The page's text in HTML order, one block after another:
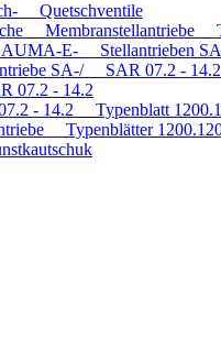
Quetschventile
Membranstellantriebe
AUMA-E- Stellantrieben
SA-/ SAR 07.2 -
07.2 - 14.2
- 14.2 Typenblatt
Typenblätter